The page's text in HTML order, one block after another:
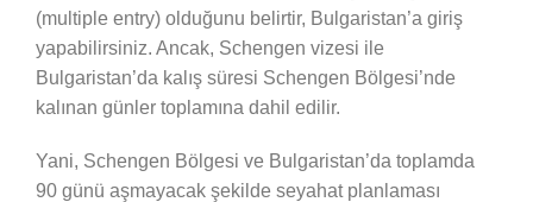
(multiple entry) olduğunu belirtir, Bulgaristan’a giriş
yapabilirsiniz. Ancak, Schengen vizesi ile
Bulgaristan’da kalış süresi Schengen Bölgesi’nde
kalınan günler toplamına dahil edilir.
Yani, Schengen Bölgesi ve Bulgaristan’da toplamda
90 günü aşmayacak şekilde seyahat planlaması